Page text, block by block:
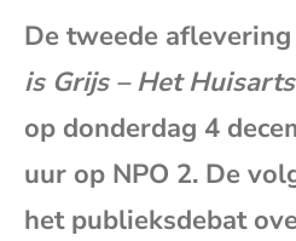
De tweede
is Grijs – Het
op donderdag 4
uur op NPO 2. De
het publieksdebat